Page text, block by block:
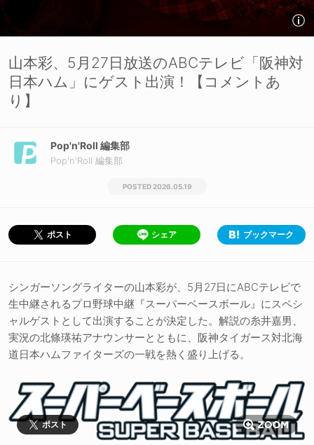
山本彩、5月27日放送のABCテレビ「阪神対
日本ハム」にゲスト出演！【コメントあ
り】
Pop'n'Roll 編集部
Pop'n'Roll 編集部
2026.05.19
ポスト シェア ブックマーク
シンガーソングライターの山本彩が、5月27日にABCテレビで
生中継されるプロ野球中継『スーパーベースボール』にスペシ
ャルゲストとして出演することが決定した。解説の糸井嘉男、
実況の北條瑛祐アナウンサーとともに、阪神タイガース対北海
道日本ハムファイターズの一戦を熱く盛り上げる。
ポスト